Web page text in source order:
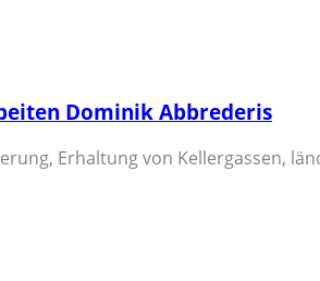
Dominik Abbrederis
Erhaltung von Kellergassen,